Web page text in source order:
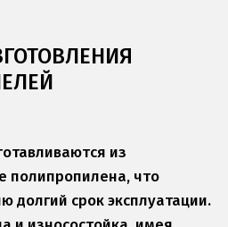
из
полипропилена, что
долгий срок эксплуатации.